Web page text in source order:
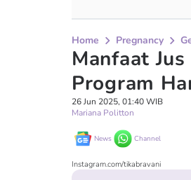
Home Pregnancy
Manfaat
Program
26 Jun 2025, 01:40 WIB
Mariana Politton
News Channel
Instagram.com/tikabravani